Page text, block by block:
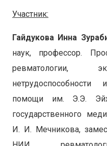
Участник:
Гайдукова Инна
наук, профессор.
ревматологии,
помощи им. Э.Э.
государственного
И. И. Мечникова,